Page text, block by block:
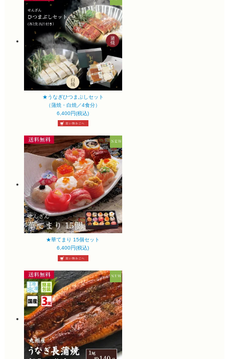
★うなぎひつまぶしセット
（蒲焼・白焼／4食分）
6,400円(税込)
★華てまり 15個セット
6,400円(税込)